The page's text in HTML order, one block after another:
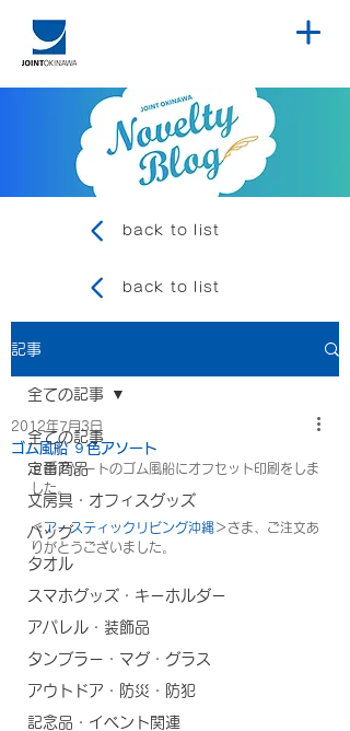
back to list
back to list
記事
全ての記事
定番商品
文房具・オフィスグッズ
バッグ
タオル
スマホグッズ・キーホルダー
アパレル・装飾品
タンブラー・マグ・グラス
アウトドア・防災・防犯
記念品・イベント関連
全ての記事
ゴム風船 ９色アソート
2012年7月3日
９色アソートのゴム風船にオフセット印刷をしま
した。
＜アースティックリビング沖縄 ＞さま、ご注文あ
りがとうございました。